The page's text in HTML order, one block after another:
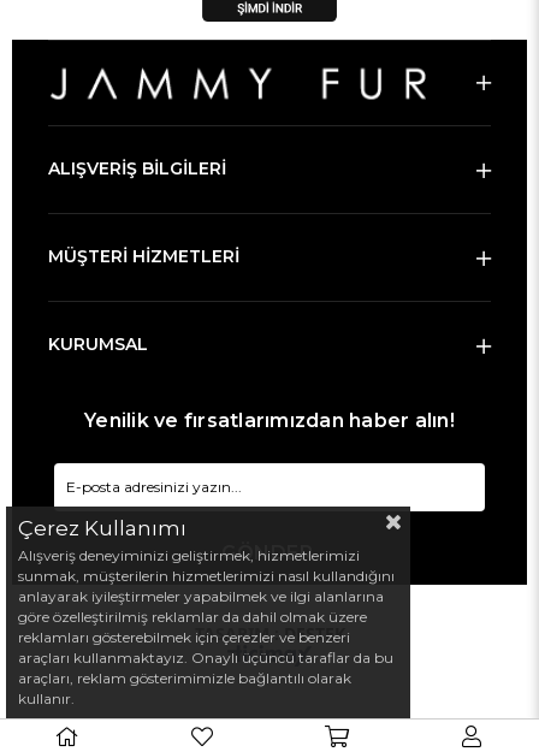
ALIŞVERİŞ BİLGİLERİ
MÜŞTERİ HİZMETLERİ
KURUMSAL
Yenilik ve fırsatlarımızdan haber alın!
GÖNDER
TASARIM :DESTEK
Çerez Kullanımı
Alışveriş deneyiminizi geliştirmek, hizmetlerimizi
sunmak, müşterilerin hizmetlerimizi nasıl kullandığını
anlayarak iyileştirmeler yapabilmek ve ilgi alanlarına
göre özelleştirilmiş reklamlar da dahil olmak üzere
reklamları gösterebilmek için çerezler ve benzeri
araçları kullanmaktayız. Onaylı üçüncü taraflar da bu
araçları, reklam gösterimimizle bağlantılı olarak
kullanır.